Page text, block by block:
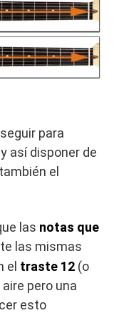
para
así disponer de
el
las notas que
las mismas
el traste 12 (o
pero una
esto